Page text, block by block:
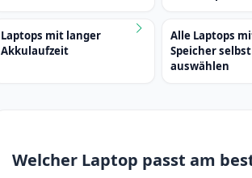
Laptops mit langer
Akkulaufzeit
Alle Laptops
Speicher selbst
auswählen
Welcher Laptop passt am